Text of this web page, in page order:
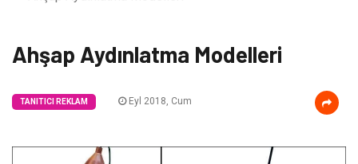
Ahşap Aydınlatma Modelleri
TANITICI REKLAM Eyl 2018, Cum